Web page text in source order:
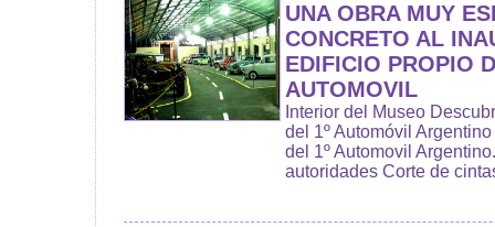
UNA OBRA MUY
CONCRETO AL
EDIFICIO PROPIO
AUTOMOVIL
Interior del Museo
del 1º Automóvil
del 1º Automovil
autoridades Corte de